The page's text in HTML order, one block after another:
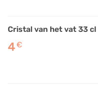
Cristal van het vat 33 cl
4€